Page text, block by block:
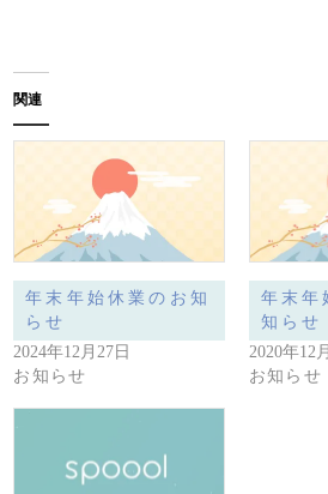
関連
年末年始休業のお知
らせ
2024年12月27日
お知らせ
年末年
知らせ
2020年12
お知らせ